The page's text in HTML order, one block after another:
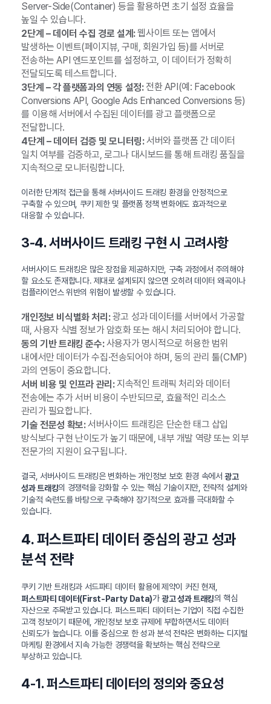
Server-Side(Container) 등을 활용하면 초기 설정 효율을
높일 수 있습니다.
2단계 – 데이터 수집 경로 설계:웹사이트 또는 앱에서
발생하는 이벤트(페이지뷰, 구매, 회원가입 등)를 서버로
전송하는 API 엔드포인트를 설정하고, 이 데이터가 정확히
전달되도록 테스트합니다.
3단계 – 각 플랫폼과의 연동 설정:전환 API(예: Facebook
Conversions API, Google Ads Enhanced Conversions 등)
를 이용해 서버에서 수집된 데이터를 광고 플랫폼으로
전달합니다.
4단계 – 데이터 검증 및 모니터링:서버와 플랫폼 간 데이터
일치 여부를 검증하고, 로그나 대시보드를 통해 트래킹 품질을
지속적으로 모니터링합니다.
이러한 단계적 접근을 통해 서버사이드 트래킹 환경을 안정적으로
구축할 수 있으며, 쿠키 제한 및 플랫폼 정책 변화에도 효과적으로
대응할 수 있습니다.
3-4. 서버사이드 트래킹 구현 시 고려사항
서버사이드 트래킹은 많은 장점을 제공하지만, 구축 과정에서 주의해야
할 요소도 존재합니다. 제대로 설계되지 않으면 오히려 데이터 왜곡이나
컴플라이언스 위반의 위험이 발생할 수 있습니다.
개인정보 비식별화 처리:광고 성과 데이터를 서버에서 가공할
때, 사용자 식별 정보가 암호화 또는 해시 처리되어야 합니다.
동의 기반 트래킹 준수:사용자가 명시적으로 허용한 범위
내에서만 데이터가 수집·전송되어야 하며, 동의 관리 툴(CMP)
과의 연동이 중요합니다.
서버 비용 및 인프라 관리:지속적인 트래픽 처리와 데이터
전송에는 추가 서버 비용이 수반되므로, 효율적인 리소스
관리가 필요합니다.
기술 전문성 확보:서버사이드 트래킹은 단순한 태그 삽입
방식보다 구현 난이도가 높기 때문에, 내부 개발 역량 또는 외부
전문가의 지원이 요구됩니다.
결국, 서버사이드 트래킹은 변화하는 개인정보 보호 환경 속에서광고
성과 트래킹의 경쟁력을 강화할 수 있는 핵심 기술이지만, 전략적 설계와
기술적 숙련도를 바탕으로 구축해야 장기적으로 효과를 극대화할 수
있습니다.
4. 퍼스트파티 데이터 중심의 광고 성과
분석 전략
쿠키 기반 트래킹과 서드파티 데이터 활용에 제약이 커진 현재,
퍼스트파티 데이터(First-Party Data)가광고 성과 트래킹의 핵심
자산으로 주목받고 있습니다. 퍼스트파티 데이터는 기업이 직접 수집한
고객 정보이기 때문에, 개인정보 보호 규제에 부합하면서도 데이터
신뢰도가 높습니다. 이를 중심으로 한 성과 분석 전략은 변화하는 디지털
마케팅 환경에서 지속 가능한 경쟁력을 확보하는 핵심 전략으로
부상하고 있습니다.
4-1. 퍼스트파티 데이터의 정의와 중요성